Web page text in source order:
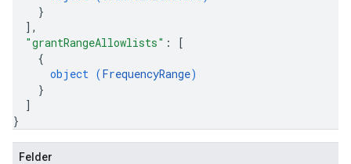
}
] ,
"grantRangeAllowlists" :
[
{
object (FrequencyRange)
}
]
}
Felder